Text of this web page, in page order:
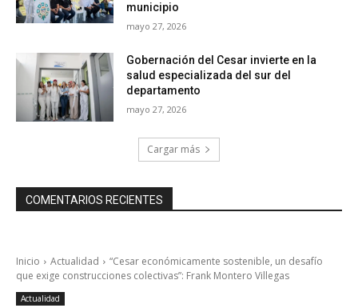
municipio
mayo 27, 2026
Gobernación del Cesar invierte en la
salud especializada del sur del
departamento
mayo 27, 2026
Cargar más
COMENTARIOS RECIENTES